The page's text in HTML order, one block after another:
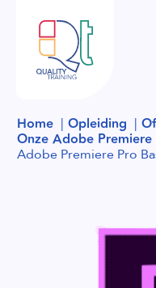
Home Opleiding
Onze Adobe
Adobe Premiere Pro